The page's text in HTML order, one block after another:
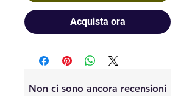
Acquista ora
Non ci sono ancora recensioni